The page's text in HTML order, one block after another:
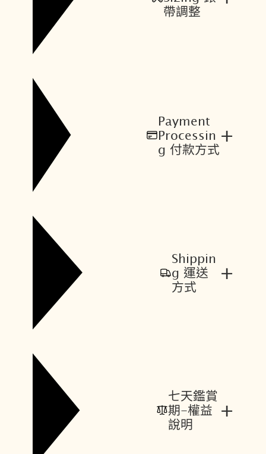
帶調整
Payment
Processin
g 付款方式
+
Shippin
g 運送
方式
+
七天鑑賞
期-權益
說明
+